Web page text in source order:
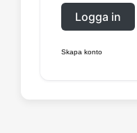
Logga in
Skapa konto